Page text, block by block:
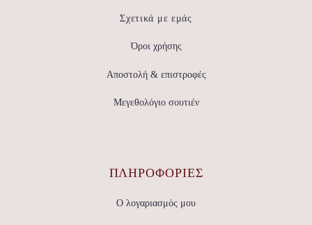
Σχετικά με εμάς
Όροι χρήσης
Αποστολή & επιστροφές
Μεγεθολόγιο σουτιέν
ΠΛΗΡΟΦΟΡΙΕΣ
Ο λογαριασμός μου